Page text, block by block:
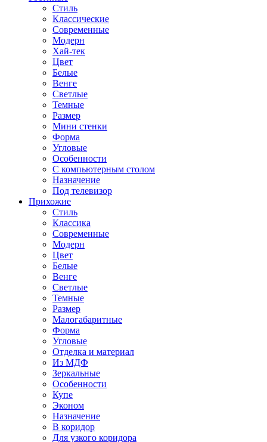
Стиль
Классические
Современные
Модерн
Хай-тек
Цвет
Белые
Венге
Светлые
Темные
Размер
Мини стенки
Форма
Угловые
Особенности
С компьютерным столом
Назначение
Под телевизор
Прихожие
Стиль
Классика
Современные
Модерн
Цвет
Белые
Венге
Светлые
Темные
Размер
Малогабаритные
Форма
Угловые
Отделка и материал
Из МДФ
Зеркальные
Особенности
Купе
Эконом
Назначение
В коридор
Для узкого коридора